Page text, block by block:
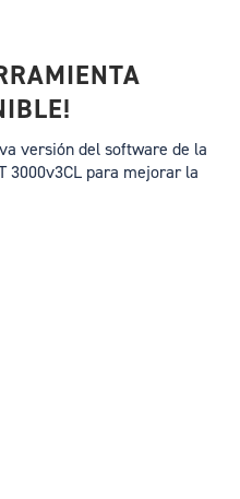
versión del software de la
3000v3CL para mejorar la